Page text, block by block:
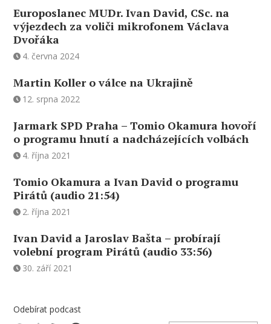
Europoslanec MUDr. Ivan David, CSc. na
výjezdech za voliči mikrofonem Václava
Dvořáka
4. června 2024
Martin Koller o válce na Ukrajině
12. srpna 2022
Jarmark SPD Praha – Tomio Okamura hovoří
o programu hnutí a nadcházejících volbách
4. října 2021
Tomio Okamura a Ivan David o programu
Pirátů (audio 21:54)
2. října 2021
Ivan David a Jaroslav Bašta – probírají
volební program Pirátů (audio 33:56)
30. září 2021
Odebírat podcast